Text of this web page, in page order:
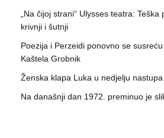
„Na čijoj strani“ Ulysses teatra: Teška
krivnji i šutnji
Poezija i Perzeidi ponovno se
Kaštela Grobnik
Ženska klapa Luka u nedjelju
Na današnji dan 1972. preminuo je